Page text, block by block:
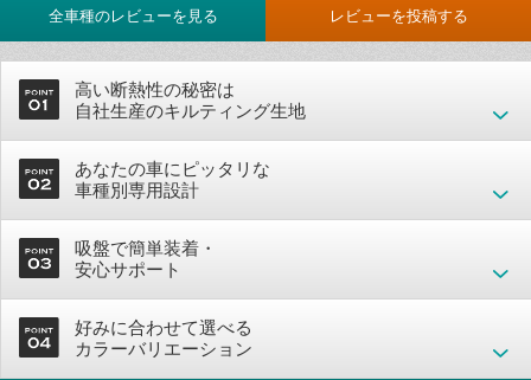
全車種のレビューを見る レビューを投稿する
高い断熱性の秘密は
自社生産のキルティング生地
あなたの車にピッタリな
車種別専用設計
吸盤で簡単装着・
安心サポート
好みに合わせて選べる
カラーバリエーション